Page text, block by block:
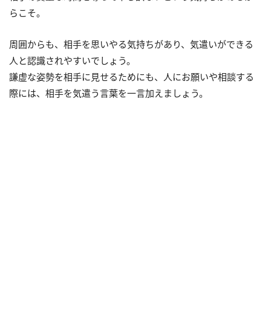
らこそ。
周囲からも、相手を思いやる気持ちがあり、気遣いができる
人と認識されやすいでしょう。
謙虚な姿勢を相手に見せるためにも、人にお願いや相談する
際には、相手を気遣う言葉を一言加えましょう。